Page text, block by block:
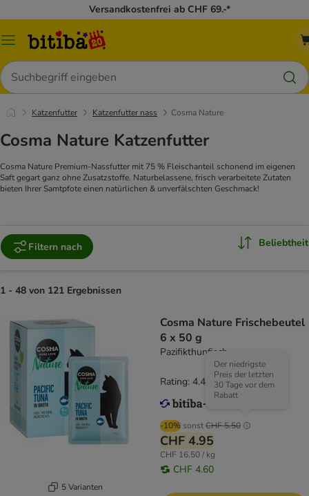
Versandkostenfrei ab CHF 69.-*
Menü
Suchen
Katzenfutter Katzenfutter nass Cosma Nature
Cosma Nature Katzenfutter
Cosma Nature Premium-Nassfutter mit 75 % Fleischanteil schonend im eigenen
Saft gegart ganz ohne Zusatzstoffe. Naturbelassene, frisch verarbeitete Zutaten
bieten Ihrer Samtpfote einen natürlichen & unverfälschten Geschmack!
Filtern nach Beliebtheit
1 - 48 von 121 Ergebnissen
5 Varianten
Cosma Nature Frischebeutel
6 x 50 g
Pazifikthunfisch
-10% sonstCHF 5.50
Der niedrigste
Preis der letzten
30 Tage vor dem
Rabatt
CHF 4.95
CHF 16.50 / kg
CHF 4.60
Rating: 4.4/5 (17